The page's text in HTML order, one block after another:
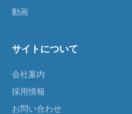
動画
サイトについて
会社案内
採用情報
お問い合わせ